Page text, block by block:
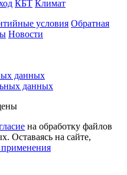
КБТ Климат
условия Обратная
Новости
данных
данных
на обработку файлов
Оставаясь на сайте,